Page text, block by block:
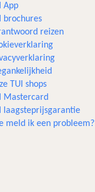
App
brochures
reizen
TUI shops
Mastercard
laagsteprijsgarantie
meld ik een probleem?